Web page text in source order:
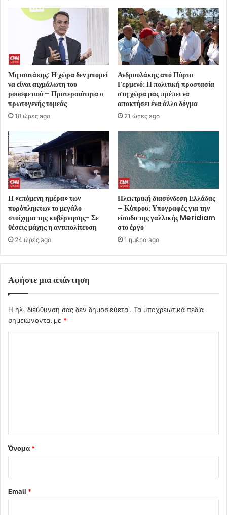
Μητσοτάκης: Η χώρα δεν μπορεί
να είναι αιχμάλωτη του
ρουσφετιού – Προτεραιότητα ο
πρωτογενής τομεάς
18 ώρες ago
Ανδρουλάκης από Πόρτο
Γερμενό: Η πολιτική προστασία
στη χώρα μας πρέπει να
αποκτήσει ένα άλλο δόγμα
21 ώρες ago
Η «επόμενη ημέρα» των
πυρόπληκτων το μεγάλο
στοίχημα της κυβέρνησης- Σε
θέσεις μάχης η αντιπολίτευση
24 ώρες ago
Ηλεκτρική διασύνδεση Ελλάδας
– Κύπρου: Υπογραφές για την
είσοδο της γαλλικής Meridiam
στο έργο
1 ημέρα ago
Αφήστε μια απάντηση
Η ηλ. διεύθυνση σας δεν δημοσιεύεται. Τα υποχρεωτικά πεδία
σημειώνονται με *
Όνομα *
Email *